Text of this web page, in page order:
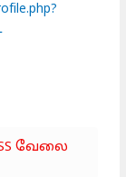
வேலை